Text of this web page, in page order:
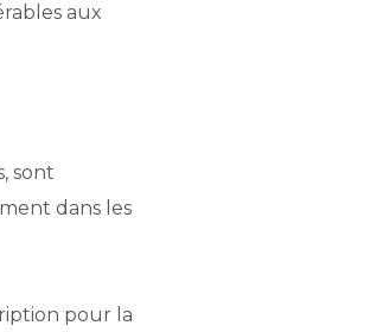
aux
sont
dans les
pour la